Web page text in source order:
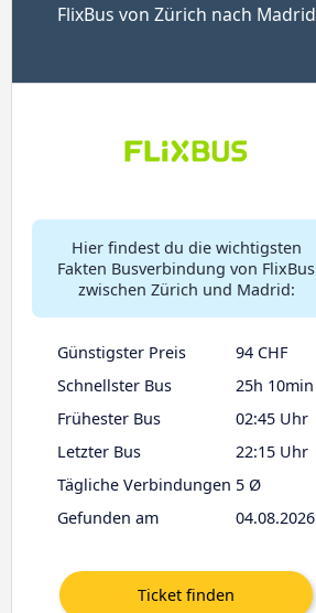
FlixBus von Zürich nach Madrid
Hier findest du die wichtigsten
Fakten Busverbindung von FlixBus
zwischen Zürich und Madrid:
Günstigster Preis
94 CHF
Schnellster Bus
25h 10min
Frühester Bus
02:45 Uhr
Letzter Bus
22:15 Uhr
Tägliche Verbindungen 5 Ø
Gefunden am
04.08.2026